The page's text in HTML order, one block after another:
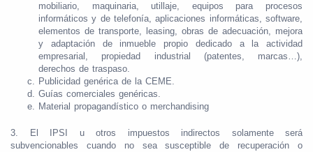
mobiliario, maquinaria, utillaje, equipos para procesos
informáticos y de telefonía, aplicaciones informáticas, software,
elementos de transporte, leasing, obras de adecuación, mejora
y adaptación de inmueble propio dedicado a la actividad
empresarial, propiedad industrial (patentes, marcas…),
derechos de traspaso.
Publicidad genérica de la CEME.
Guías comerciales genéricas.
Material propagandístico o merchandising
3. El IPSI u otros impuestos indirectos solamente será
subvencionables cuando no sea susceptible de recuperación o